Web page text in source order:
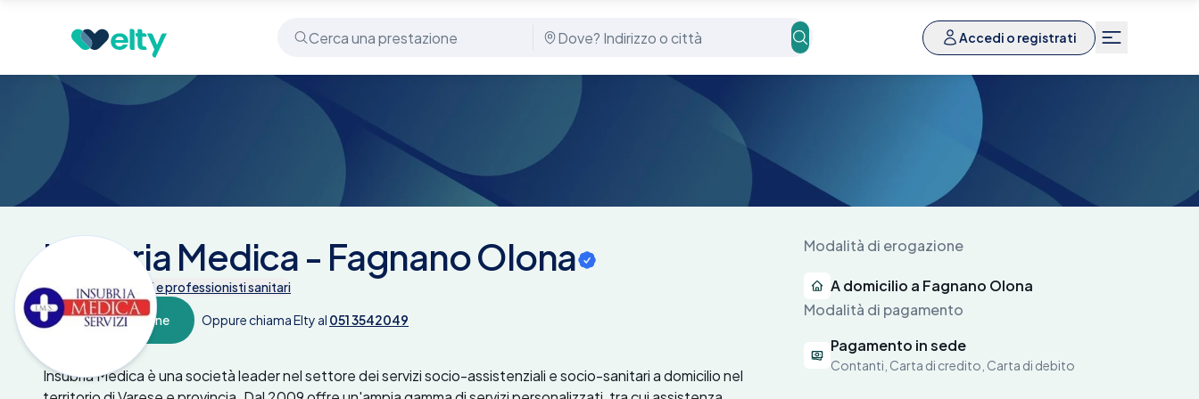
Accedi o registrati
Centri medici
Insubria Medica - Fagnano Olona
Tutte le prestazioni e professionisti sanitari
Prenota online Oppure chiama Elty al 051 3542049
Insubria Medica è una società leader nel settore dei servizi socio-assistenziali e socio-sanitari a domicilio nel
Modalità di erogazione
A domicilio a Fagnano Olona
Modalità di pagamento
Pagamento in sede
Contanti, Carta di credito, Carta di debito